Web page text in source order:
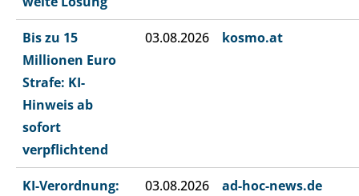
Bis zu 15
Millionen Euro
Strafe: KI-
Hinweis ab
sofort
verpflichtend
03.08.2026 kosmo.at
KI-Verordnung:
03.08.2026 ad-hoc-news.de